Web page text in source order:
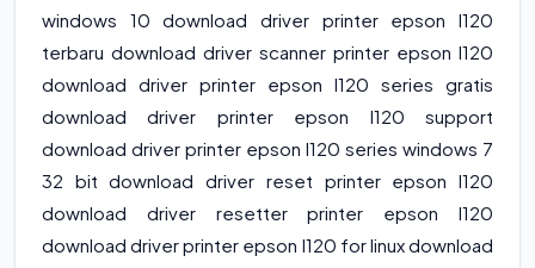
windows 10 download driver printer epson l120
terbaru download driver scanner printer epson l120
download driver printer epson l120 series gratis
download driver printer epson l120 support
download driver printer epson l120 series windows 7
32 bit download driver reset printer epson l120
download driver resetter printer epson l120
download driver printer epson l120 for linux download